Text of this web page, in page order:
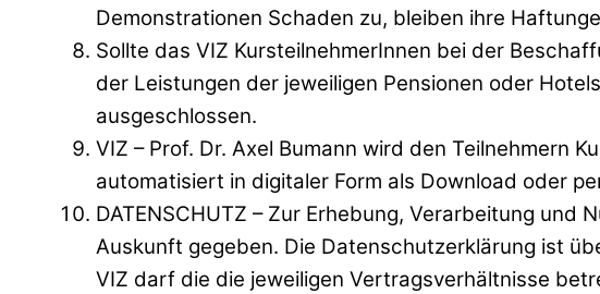
Demonstrationen Schaden zu, bleiben ihre
Sollte das VIZ KursteilnehmerInnen bei der
der Leistungen der jeweiligen Pensionen oder
ausgeschlossen.
VIZ – Prof. Dr. Axel Bumann wird den Teilnehmern
automatisiert in digitaler Form als Download oder
DATENSCHUTZ – Zur Erhebung, Verarbeitung
Auskunft gegeben. Die Datenschutzerklärung ist
VIZ darf die die jeweiligen Vertragsverhältnisse